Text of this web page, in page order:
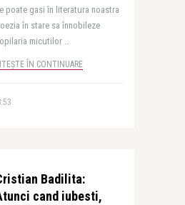
poate gasi în literatura noastra
în stare sa înnobileze
micutilor ..
ÎN CONTINUARE
Badilita:
cand iubesti,